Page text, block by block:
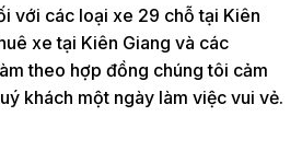
với các loại xe 29 chỗ tại Kiên
xe tại Kiên Giang và các
theo hợp đồng chúng tôi cảm
khách một ngày làm việc vui vẻ.